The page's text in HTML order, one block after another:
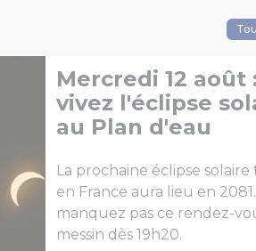
Mercredi 12 août
vivez l'éclipse
au Plan d'eau
La prochaine éclipse
en France aura lieu en
manquez pas ce rendez-
messin dès 19h20.